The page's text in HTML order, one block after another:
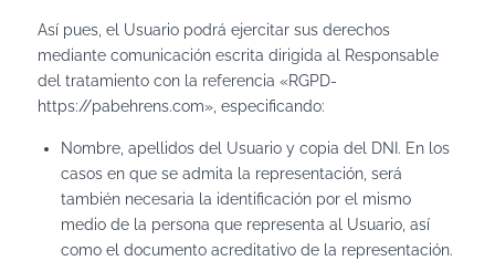
Así pues, el Usuario podrá ejercitar sus derechos
mediante comunicación escrita dirigida al Responsable
del tratamiento con la referencia «RGPD-
https://pabehrens.com», especificando:
Nombre, apellidos del Usuario y copia del DNI. En los
casos en que se admita la representación, será
también necesaria la identificación por el mismo
medio de la persona que representa al Usuario, así
como el documento acreditativo de la representación.